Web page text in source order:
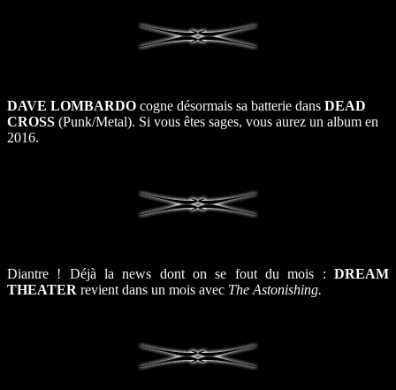
DAVE LOMBARDO cogne désormais sa batterie dans DEAD
CROSS (Punk/Metal). Si vous êtes sages, vous aurez un album en
2016.
Diantre ! Déjà la news dont on se fout du mois : DREAM
THEATER revient dans un mois avec The Astonishing.